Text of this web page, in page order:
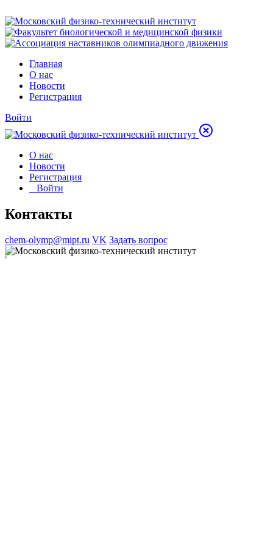
Главная
О нас
Новости
Регистрация
Войти
О нас
Новости
Регистрация
Войти
Контакты
chem-olymp@mipt.ru VK Задать вопрос